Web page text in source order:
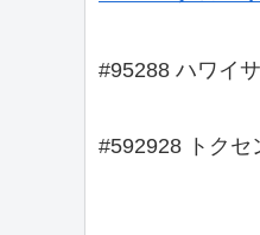
#95288 ハワイ
#592928 トク